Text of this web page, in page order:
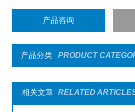
产品咨询
产品分类 PRODUCT
相关文章 RELATED